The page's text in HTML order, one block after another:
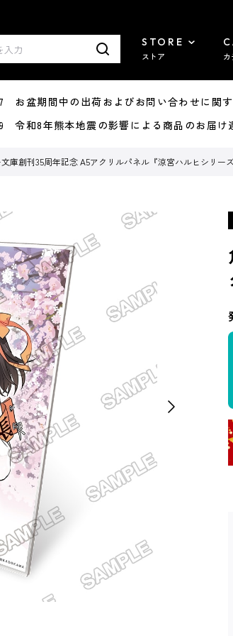
STORE
ストア カ
盆期間中の出荷およびお問い合わせに関
和8年熊本地震の影響による商品のお届け
庫創刊35周年記念 A5アクリルパネル『涼宮ハルヒシリーズ